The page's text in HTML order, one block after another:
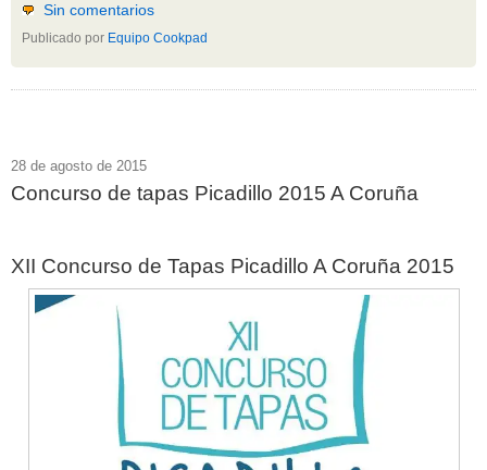
Sin comentarios
Publicado por Equipo Cookpad
28 de agosto de 2015
Concurso de tapas Picadillo 2015 A Coruña
XII Concurso de Tapas Picadillo A Coruña 2015